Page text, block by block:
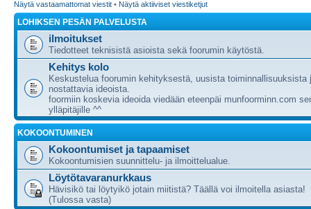
Näytä vastaamattomat viestit • Näytä aktiiviset viestiketjut
LOHIKSEN PESÄN PALVELUSTA
ilmoitukset
Tiedotteet teknisistä asioista sekä foorumin käytöstä.
Kehitys kolo
Keskustelua foorumin kehityksestä, uusista toiminnallisuuksista
nostattavia ideoista.
foormiin koskevia ideoida viedään eteenpäi munfoorminn.com
ylläpitäjille ^^
KOKOONTUMINEN
Kokoontumiset ja tapaamiset
Kokoontumisien suunnittelu- ja ilmoittelualue.
Löytötavaranurkkaus
Hävisikö tai löytyikö jotain miitistä? Täällä voi ilmoitella asiasta!
(Tulossa vasta)